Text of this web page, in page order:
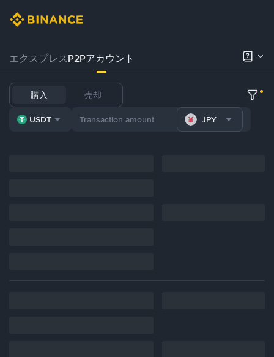
エクスプレスP2Pアカウント
購入 売却
USDT JPY